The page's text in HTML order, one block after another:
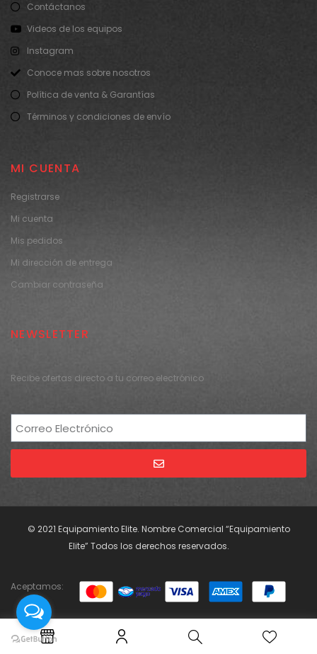
Contáctanos
Videos de los equipos
Instagram
Conoce mas sobre nosotros
Política de venta & Garantías
Términos y condiciones de envío
MI CUENTA
Registrarse
Mi cuenta
Mis pedidos
Mi dirección de entrega
Cambiar contraseña
NEWSLETTER
Recibe ofertas directo a tu correo electrónico
© 2021 Equipamiento Elite. Nombre Comercial “Equipamiento
Elite” Todos los derechos reservados.
Aceptamos: